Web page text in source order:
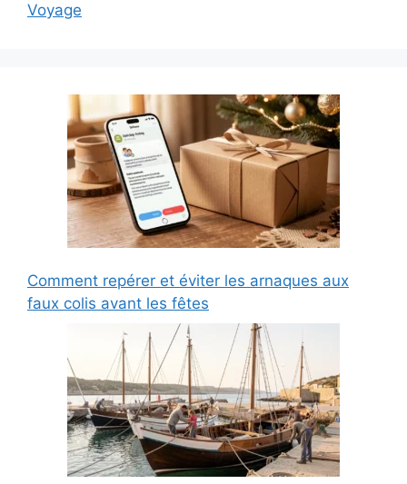
Voyage
Comment repérer et éviter les arnaques aux
faux colis avant les fêtes